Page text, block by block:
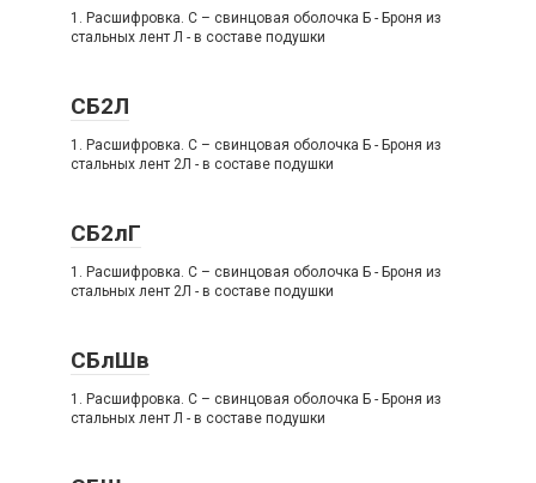
1. Расшифровка. C – свинцовая оболочка Б - Броня из
стальных лент Л - в составе подушки
СБ2Л
1. Расшифровка. C – свинцовая оболочка Б - Броня из
стальных лент 2Л - в составе подушки
СБ2лГ
1. Расшифровка. C – свинцовая оболочка Б - Броня из
стальных лент 2Л - в составе подушки
СБлШв
1. Расшифровка. C – свинцовая оболочка Б - Броня из
стальных лент Л - в составе подушки